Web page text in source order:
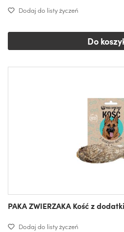
Dodaj do listy życzeń
Do
PAKA ZWIERZAKA Kość z
Dodaj do listy życzeń